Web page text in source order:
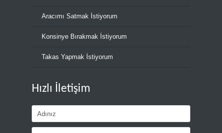
Aracımı Satmak İstiyorum
Konsinye Bırakmak İstiyorum
Takas Yapmak İstiyorum
Hızlı İletişim